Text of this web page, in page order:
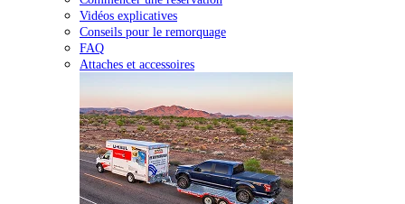
Vidéos explicatives
Conseils pour le remorquage
FAQ
Attaches et accessoires